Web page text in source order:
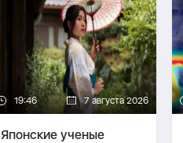
19:46 7 августа 2026
Японские ученые